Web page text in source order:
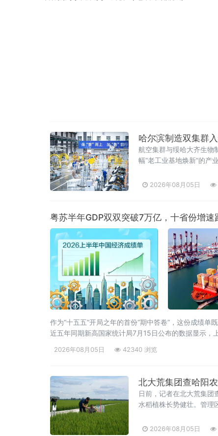
哈尔滨制造双集群
航空集群与绥哈大齐生
幅“老工业基地焕新”的产
2026年08月05日
粤苏半年GDP双双突破7万亿，十省份增
作为“十五五”开局之年的首份“期中答卷”，这份成绩
近五年同期新高国家统计局7月15日公布的数据显示
2026年08月05日 42340 浏览
北大荒集团查哈阳
日前，记者在北大荒集团
水稻植株长势健壮。管理
2026年08月05日